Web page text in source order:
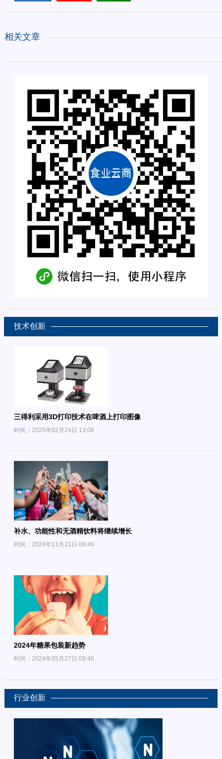
相关文章
技术创新
三得利采用3D打印技术在啤酒上打印图像
时间：2025年02月24日 13:06
补水、功能性和无酒精饮料将继续增长
时间：2024年11月21日 08:46
2024年糖果包装新趋势
时间：2024年05月27日 09:48
行业创新